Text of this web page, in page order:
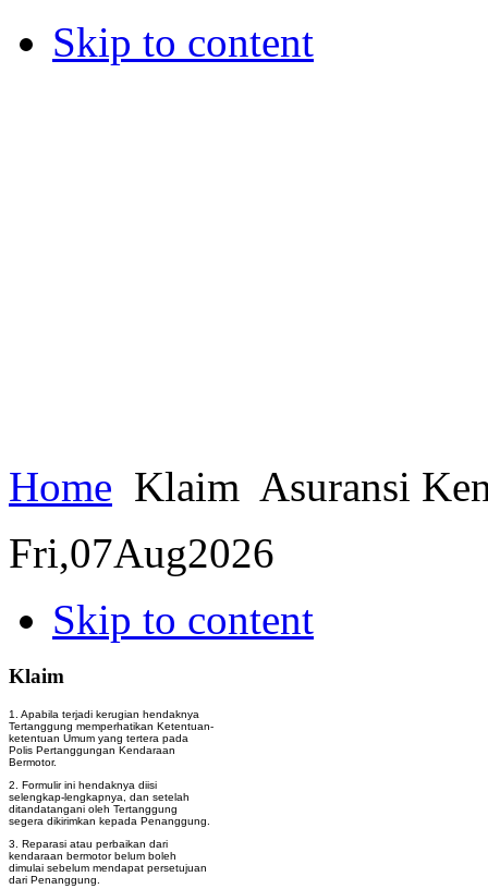
Skip to content
Home Klaim Asuransi
Fri,07Aug2026
Skip to content
Klaim
1. Apabila terjadi kerugian hendaknya
Tertanggung memperhatikan Ketentuan-
ketentuan Umum yang tertera pada
Polis Pertanggungan Kendaraan
Bermotor.
2. Formulir ini hendaknya diisi
selengkap-lengkapnya, dan setelah
ditandatangani oleh Tertanggung
segera dikirimkan kepada Penanggung.
3. Reparasi atau perbaikan dari
kendaraan bermotor belum boleh
dimulai sebelum mendapat persetujuan
dari Penanggung.